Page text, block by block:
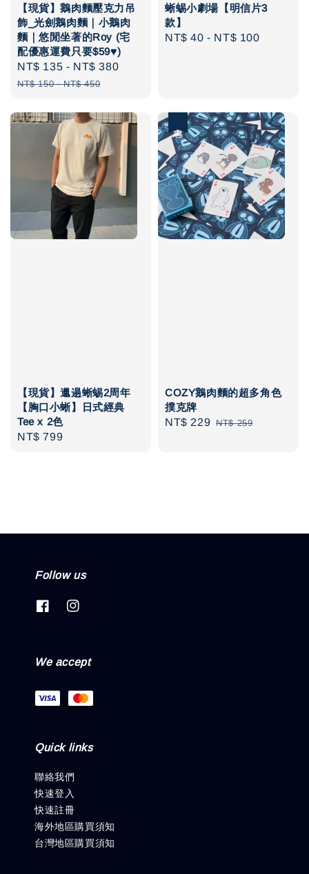
【現貨】鵝肉麵壓克力吊
飾_光劍鵝肉麵｜小鵝肉
麵｜悠閒坐著的Roy (宅
配優惠運費只要$59♥️)
Sale
price
NT$ 135 - NT$ 380
NT$ 150-NT$ 450
蜥蜴小劇場【明信片3
款】
Regular
NT$ 40 - NT$ 100
【現貨】邋遢蜥蜴2周年
【胸口小蜥】日式經典
Tee x 2色
Regular
NT$ 799
COZY鵝肉麵的超多角色
撲克牌
Sale
NT$ 229 Regular
NT$ 259
Follow us
We accept
Quick links
聯絡我們
快速登入
快速註冊
海外地區購買須知
台灣地區購買須知